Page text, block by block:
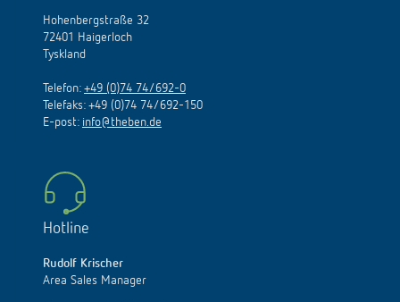
Hohenbergstraße 32
72401 Haigerloch
Tyskland
Telefon: +49 (0)74 74/692-0
Telefaks: +49 (0)74 74/692-150
E-post: info@theben.de
Hotline
Rudolf Krischer
Area Sales Manager